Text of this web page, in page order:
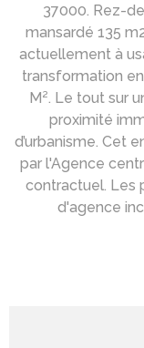
37000. Rez-
mansardé 135
actuellement à
transformation
M². Le tout sur
proximité
d’urbanisme. Cet
par l'Agence
contractuel. Les
d'agence